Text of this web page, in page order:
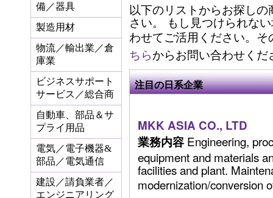
備／器具
製造用材
物流／輸出業／倉
庫業
ビジネスサポート
サービス／総合商
自動車、部品＆サ
プライ用品
電気／電子機器&
部品／電気通信
建設／請負業者／
エンジニアリング
以下のリストからお探し
さい。 もし見つけられな
わせてご活用ください。
ちらからお問い合わせくだ
注目の日系企業
MKK ASIA CO., LTD
業務内容 Engineering,
equipment and materials
facilities and plant.
modernization/conversion